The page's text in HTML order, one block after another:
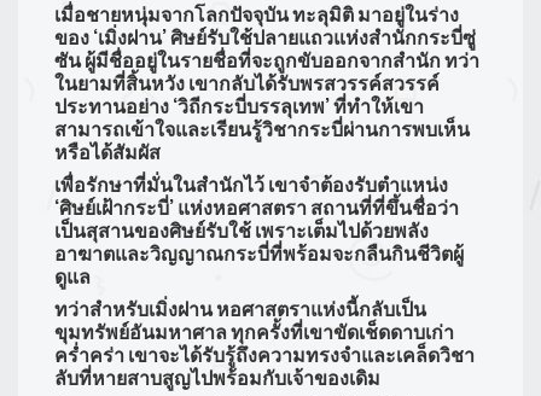
เมื่อชายหนุ่มจากโลกปัจจุบัน ทะลุมิติ มาอยู่ในร่าง
ของ ‘เมิ่งฝาน’ ศิษย์รับใช้ปลายแถวแห่งสำนักกระบี่ซู่
ซัน ผู้มีชื่ออยู่ในรายชื่อที่จะถูกขับออกจากสำนัก ทว่า
ในยามที่สิ้นหวัง เขากลับได้รับพรสวรรค์สวรรค์
ประทานอย่าง ‘วิถีกระบี่บรรลุเทพ’ ที่ทำให้เขา
สามารถเข้าใจและเรียนรู้วิชากระบี่ผ่านการพบเห็น
หรือได้สัมผัส
เพื่อรักษาที่มั่นในสำนักไว้ เขาจำต้องรับตำแหน่ง
‘ศิษย์เฝ้ากระบี่’ แห่งหอศาสตรา สถานที่ที่ขึ้นชื่อว่า
เป็นสุสานของศิษย์รับใช้ เพราะเต็มไปด้วยพลัง
อาฆาตและวิญญาณกระบี่ที่พร้อมจะกลืนกินชีวิตผู้
ดูแล
ทว่าสำหรับเมิ่งฝาน หอศาสตราแห่งนี้กลับเป็น
ขุมทรัพย์อันมหาศาล ทุกครั้งที่เขาขัดเช็ดดาบเก่า
คร่ำคร่า เขาจะได้รับรู้ถึงความทรงจำและเคล็ดวิชา
ลับที่หายสาบสูญไปพร้อมกับเจ้าของเดิม